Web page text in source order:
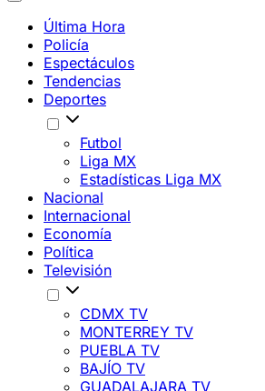
Última Hora
Policía
Espectáculos
Tendencias
Deportes
Futbol
Liga MX
Estadísticas Liga MX
Nacional
Internacional
Economía
Política
Televisión
CDMX TV
MONTERREY TV
PUEBLA TV
BAJÍO TV
GUADALAJARA TV